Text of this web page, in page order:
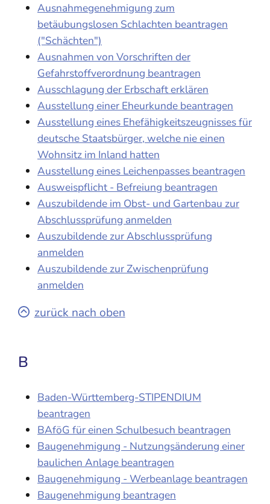
Ausnahmegenehmigung zum
betäubungslosen Schlachten beantragen
("Schächten")
Ausnahmen von Vorschriften der
Gefahrstoffverordnung beantragen
Ausschlagung der Erbschaft erklären
Ausstellung einer Eheurkunde beantragen
Ausstellung eines Ehefähigkeitszeugnisses für
deutsche Staatsbürger, welche nie einen
Wohnsitz im Inland hatten
Ausstellung eines Leichenpasses beantragen
Ausweispflicht - Befreiung beantragen
Auszubildende im Obst- und Gartenbau zur
Abschlussprüfung anmelden
Auszubildende zur Abschlussprüfung
anmelden
Auszubildende zur Zwischenprüfung
anmelden
zurück nach oben
B
Baden-Württemberg-STIPENDIUM
beantragen
BAföG für einen Schulbesuch beantragen
Baugenehmigung - Nutzungsänderung einer
baulichen Anlage beantragen
Baugenehmigung - Werbeanlage beantragen
Baugenehmigung beantragen